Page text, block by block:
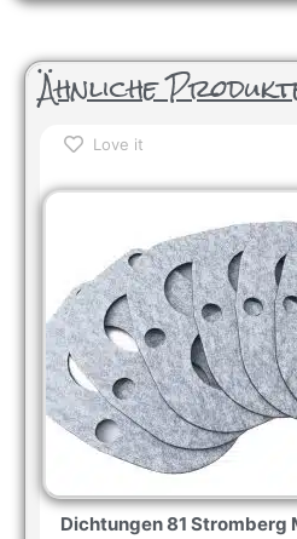
Ähnliche
Love it
Dichtungen 81 Stromberg